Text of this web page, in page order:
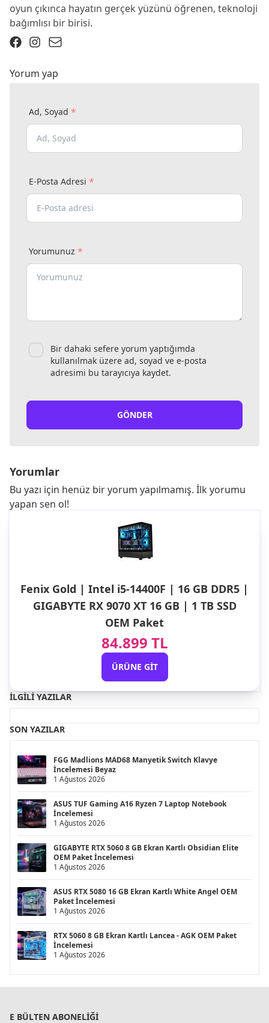
oyun çıkınca hayatın gerçek yüzünü öğrenen, teknoloji
bağımlısı bir birisi.
Yorum yap
Ad, Soyad *
E-Posta Adresi *
Yorumunuz *
Bir dahaki sefere yorum yaptığımda
kullanılmak üzere ad, soyad ve e-posta
adresimi bu tarayıcıya kaydet.
GÖNDER
Yorumlar
Bu yazı için henüz bir yorum yapılmamış. İlk yorumu
yapan sen ol!
Fenix Gold | Intel i5-14400F | 16 GB DDR5 |
GIGABYTE RX 9070 XT 16 GB | 1 TB SSD
OEM Paket
84.899 TL
ÜRÜNE GIT
İLGILI YAZILAR
SON YAZILAR
FGG Madlions MAD68 Manyetik Switch Klavye
İncelemesi Beyaz
1 Ağustos 2026
ASUS TUF Gaming A16 Ryzen 7 Laptop Notebook
İncelemesi
1 Ağustos 2026
GIGABYTE RTX 5060 8 GB Ekran Kartlı Obsidian Elite
OEM Paket İncelemesi
1 Ağustos 2026
ASUS RTX 5080 16 GB Ekran Kartlı White Angel OEM
Paket İncelemesi
1 Ağustos 2026
RTX 5060 8 GB Ekran Kartlı Lancea - AGK OEM Paket
İncelemesi
1 Ağustos 2026
E BÜLTEN ABONELIĞI